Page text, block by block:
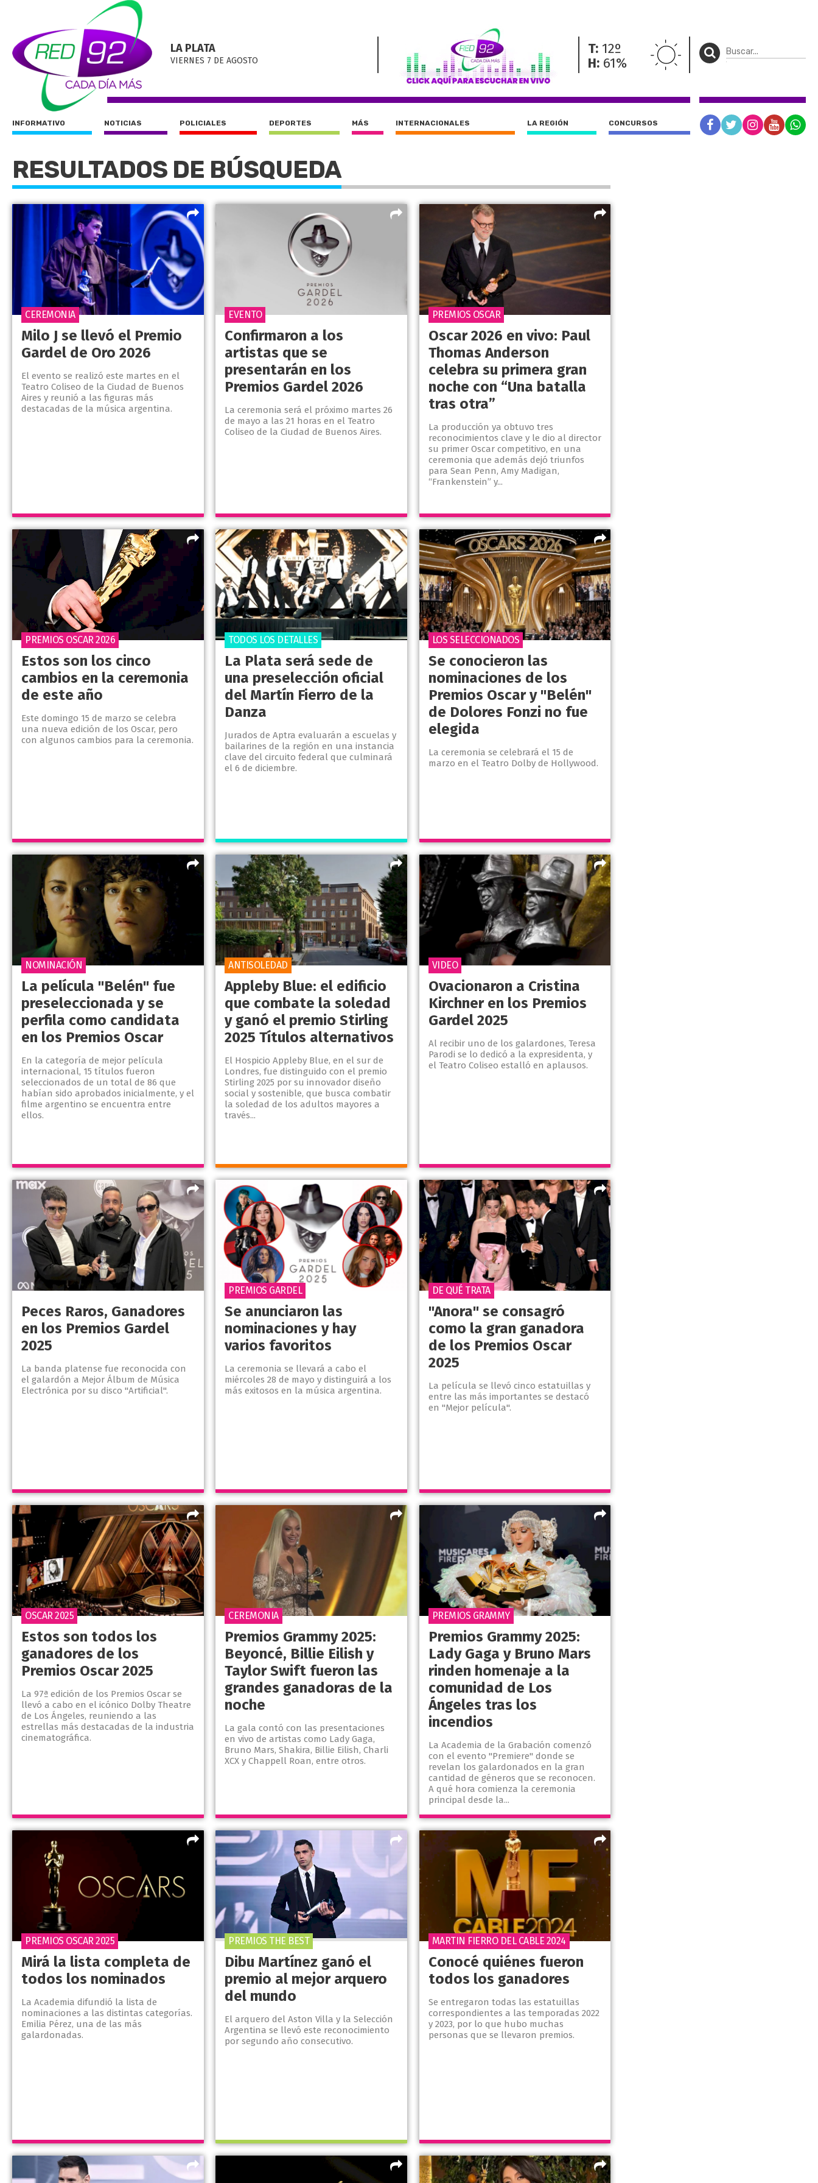
LA PLATA
VIERNES 7 DE AGOSTO
T: 12º
H: 61%
INFORMATIVO NOTICIAS POLICIALES DEPORTES MÁS INTERNACIONALES LA REGIÓN CONCURSOS
RESULTADOS DE BÚSQUEDA
Milo J se llevó el Premio
Gardel de Oro 2026
El evento se realizó este martes en el
Teatro Coliseo de la Ciudad de Buenos
Aires y reunió a las figuras más
destacadas de la música argentina.
CEREMONIA
Confirmaron a los
artistas que se
presentarán en los
Premios Gardel 2026
La ceremonia será el próximo martes 26
de mayo a las 21 horas en el Teatro
Coliseo de la Ciudad de Buenos Aires.
EVENTO
Oscar 2026 en vivo: Paul
Thomas Anderson
celebra su primera gran
noche con “Una batalla
tras otra”
La producción ya obtuvo tres
reconocimientos clave y le dio al director
su primer Oscar competitivo, en una
ceremonia que además dejó triunfos
para Sean Penn, Amy Madigan,
“Frankenstein” y...
PREMIOS OSCAR
Estos son los cinco
cambios en la ceremonia
de este año
Este domingo 15 de marzo se celebra
una nueva edición de los Oscar, pero
con algunos cambios para la ceremonia.
PREMIOS OSCAR 2026
La Plata será sede de
una preselección oficial
del Martín Fierro de la
Danza
Jurados de Aptra evaluarán a escuelas y
bailarines de la región en una instancia
clave del circuito federal que culminará
el 6 de diciembre.
TODOS LOS DETALLES
Se conocieron las
nominaciones de los
Premios Oscar y "Belén"
de Dolores Fonzi no fue
elegida
La ceremonia se celebrará el 15 de
marzo en el Teatro Dolby de Hollywood.
LOS SELECCIONADOS
La película "Belén" fue
preseleccionada y se
perfila como candidata
en los Premios Oscar
En la categoría de mejor película
internacional, 15 títulos fueron
seleccionados de un total de 86 que
habían sido aprobados inicialmente, y el
filme argentino se encuentra entre
ellos.
NOMINACIÓN
Appleby Blue: el edificio
que combate la soledad
y ganó el premio Stirling
2025 Títulos alternativos
El Hospicio Appleby Blue, en el sur de
Londres, fue distinguido con el premio
Stirling 2025 por su innovador diseño
social y sostenible, que busca combatir
la soledad de los adultos mayores a
través...
ANTISOLEDAD
Ovacionaron a Cristina
Kirchner en los Premios
Gardel 2025
Al recibir uno de los galardones, Teresa
Parodi se lo dedicó a la expresidenta, y
el Teatro Coliseo estalló en aplausos.
VIDEO
Peces Raros, Ganadores
en los Premios Gardel
2025
La banda platense fue reconocida con
el galardón a Mejor Álbum de Música
Electrónica por su disco "Artificial".
Se anunciaron las
nominaciones y hay
varios favoritos
La ceremonia se llevará a cabo el
miércoles 28 de mayo y distinguirá a los
más exitosos en la música argentina.
PREMIOS GARDEL
"Anora" se consagró
como la gran ganadora
de los Premios Oscar
2025
La película se llevó cinco estatuillas y
entre las más importantes se destacó
en "Mejor película".
DE QUÉ TRATA
Estos son todos los
ganadores de los
Premios Oscar 2025
La 97ª edición de los Premios Oscar se
llevó a cabo en el icónico Dolby Theatre
de Los Ángeles, reuniendo a las
estrellas más destacadas de la industria
cinematográfica.
OSCAR 2025
Premios Grammy 2025:
Beyoncé, Billie Eilish y
Taylor Swift fueron las
grandes ganadoras de la
noche
La gala contó con las presentaciones
en vivo de artistas como Lady Gaga,
Bruno Mars, Shakira, Billie Eilish, Charli
XCX y Chappell Roan, entre otros.
CEREMONIA
Premios Grammy 2025:
Lady Gaga y Bruno Mars
rinden homenaje a la
comunidad de Los
Ángeles tras los
incendios
La Academia de la Grabación comenzó
con el evento "Premiere" donde se
revelan los galardonados en la gran
cantidad de géneros que se reconocen.
A qué hora comienza la ceremonia
principal desde la...
PREMIOS GRAMMY
Mirá la lista completa de
todos los nominados
La Academia difundió la lista de
nominaciones a las distintas categorías.
Emilia Pérez, una de las más
galardonadas.
PREMIOS OSCAR 2025
Dibu Martínez ganó el
premio al mejor arquero
del mundo
El arquero del Aston Villa y la Selección
Argentina se llevó este reconocimiento
por segundo año consecutivo.
PREMIOS THE BEST
Conocé quiénes fueron
todos los ganadores
Se entregaron todas las estatuillas
correspondientes a las temporadas 2022
y 2023, por lo que hubo muchas
personas que se llevaron premios.
MARTIN FIERRO DEL CABLE 2024